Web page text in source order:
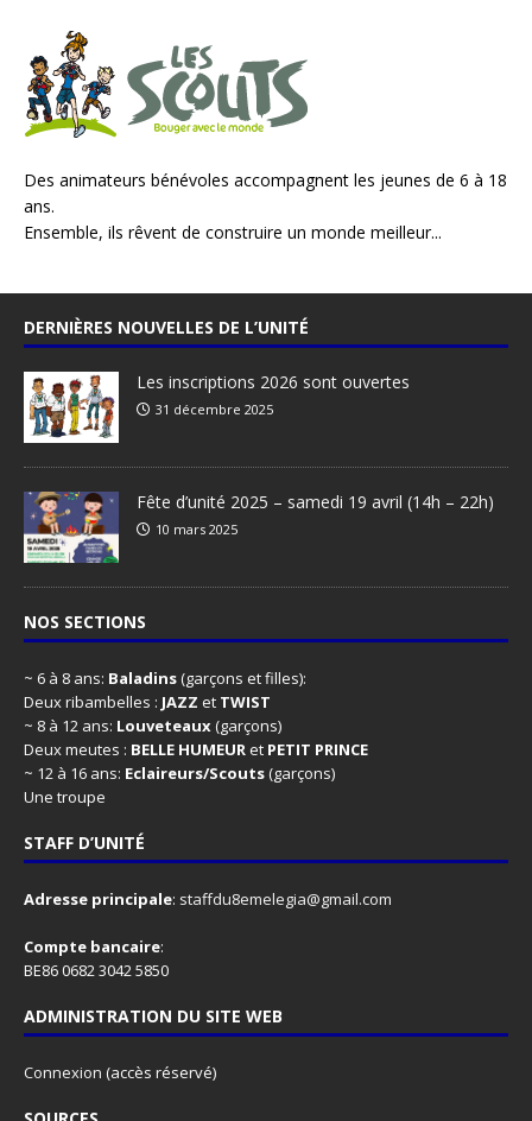
Des animateurs bénévoles accompagnent les jeunes de 6 à 18
ans.
Ensemble, ils rêvent de construire un monde meilleur...
DERNIÈRES NOUVELLES DE L’UNITÉ
Les inscriptions 2026 sont ouvertes
31 décembre 2025
Fête d’unité 2025 – samedi 19 avril (14h – 22h)
10 mars 2025
NOS SECTIONS
~ 6 à 8 ans: Baladins(garçons et filles):
Deux ribambelles : JAZZ et TWIST
~ 8 à 12 ans: Louveteaux(garçons)
Deux meutes : BELLE HUMEURet PETIT PRINCE
~ 12 à 16 ans: Eclaireurs/Scouts(garçons)
Une troupe
STAFF D’UNITÉ
Adresse principale: staffdu8emelegia@gmail.com
Compte bancaire:
BE86 0682 3042 5850
ADMINISTRATION DU SITE WEB
Connexion (accès réservé)